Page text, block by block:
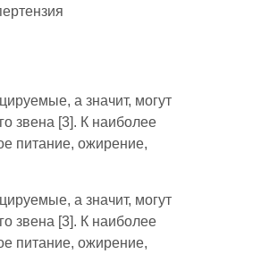
а значит, могут
звена [3]. К наиболее
питание, ожирение,
а значит, могут
звена [3]. К наиболее
питание, ожирение,